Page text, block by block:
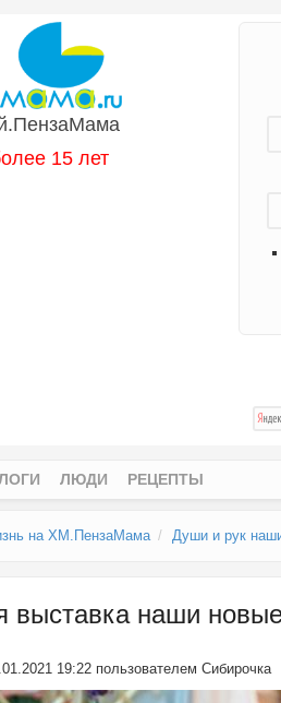
15 лет
ЛЮДИ РЕЦЕПТЫ
на ХМ.ПензаМама Души и рук
выставка наши
19:22 пользователем Сибирочка